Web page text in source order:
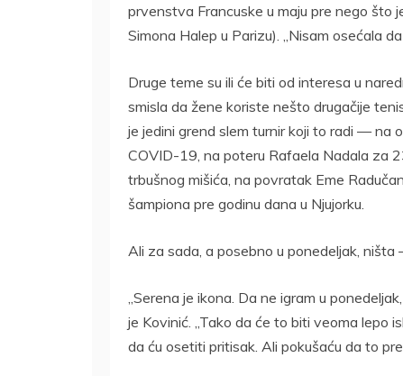
prvenstva Francuske u maju pre nego što
Simona Halep u Parizu). „Nisam osećala
Druge teme su ili će biti od interesa u
smisla da žene koriste nešto drugačije
je jedini grend slem turnir koji to radi —
COVID-19, na poteru Rafaela Nadala za
trbušnog mišića, na povratak Eme
šampiona pre godinu dana u Njujorku.
Ali za sada, a posebno u ponedeljak,
„Serena je ikona. Da ne igram u
je Kovinić. „Tako da će to biti veoma lepo
da ću osetiti pritisak. Ali pokušaću da to